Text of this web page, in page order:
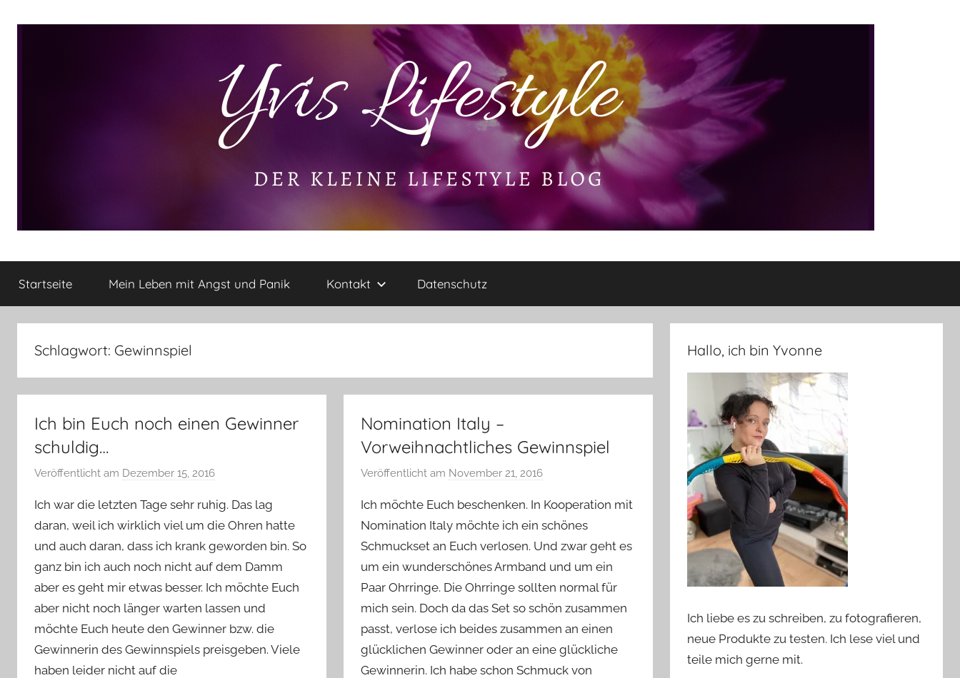
Yvis
Lifestyle
kleine
Lifestyle
Rezensionen,
Produkttests
und
mehr
Startseite Mein Leben mit Angst und Panik Kontakt Datenschutz
Schlagwort: Gewinnspiel
Ich bin Euch noch einen Gewinner
schuldig…
Veröffentlicht am Dezember 15, 2016
n
Y
v
o
n
n
Ich war die letzten Tage sehr ruhig. Das lag
daran, weil ich wirklich viel um die Ohren hatte
und auch daran, dass ich krank geworden bin. So
ganz bin ich auch noch nicht auf dem Damm
aber es geht mir etwas besser. Ich möchte Euch
aber nicht noch länger warten lassen und
möchte Euch heute den Gewinner bzw. die
Gewinnerin des Gewinnspiels preisgeben. Viele
haben leider nicht auf die
Nomination Italy –
Vorweihnachtliches Gewinnspiel
Veröffentlicht am November 21, 2016
n
Y
v
o
n
n
Ich möchte Euch beschenken. In Kooperation mit
Nomination Italy möchte ich ein schönes
Schmuckset an Euch verlosen. Und zwar geht es
um ein wunderschönes Armband und um ein
Paar Ohrringe. Die Ohrringe sollten normal für
mich sein. Doch da das Set so schön zusammen
passt, verlose ich beides zusammen an einen
glücklichen Gewinner oder an eine glückliche
Gewinnerin. Ich habe schon Schmuck von
Hallo, ich bin Yvonne
Ich liebe es zu schreiben, zu fotografieren,
neue Produkte zu testen. Ich lese viel und
teile mich gerne mit.